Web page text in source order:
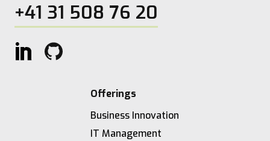
+41 31 508 76 20
Offerings
Business Innovation
IT Management